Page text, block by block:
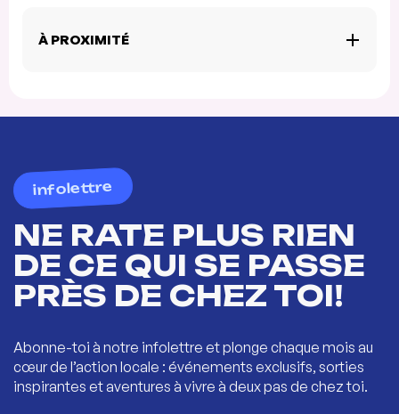
À PROXIMITÉ
infolettre
NE RATE PLUS RIEN
DE CE QUI SE PASSE
PRÈS DE CHEZ TOI!
Abonne-toi à notre infolettre et plonge chaque mois au
cœur de l’action locale : événements exclusifs, sorties
inspirantes et aventures à vivre à deux pas de chez toi.